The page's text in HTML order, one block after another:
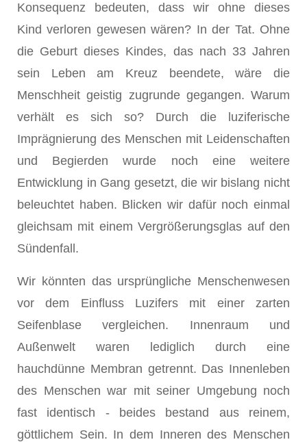
Konsequenz bedeuten, dass wir ohne dieses
Kind verloren gewesen wären? In der Tat. Ohne
die Geburt dieses Kindes, das nach 33 Jahren
sein Leben am Kreuz beendete, wäre die
Menschheit geistig zugrunde gegangen. Warum
verhält es sich so? Durch die luziferische
Imprägnierung des Menschen mit Leidenschaften
und Begierden wurde noch eine weitere
Entwicklung in Gang gesetzt, die wir bislang nicht
beleuchtet haben. Blicken wir dafür noch einmal
gleichsam mit einem Vergrößerungsglas auf den
Sündenfall.
Wir könnten das ursprüngliche Menschenwesen
vor dem Einfluss Luzifers mit einer zarten
Seifenblase vergleichen. Innenraum und
Außenwelt waren lediglich durch eine
hauchdünne Membran getrennt. Das Innenleben
des Menschen war mit seiner Umgebung noch
fast identisch - beides bestand aus reinem,
göttlichem Sein. In dem Inneren des Menschen